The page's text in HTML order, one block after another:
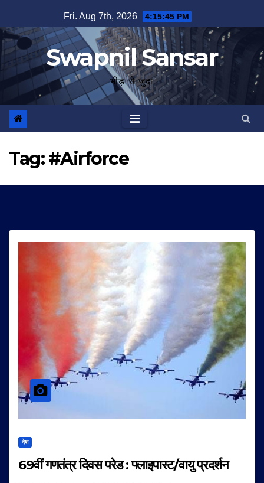
to
content
Fri. Aug 7th, 2026 4:15:45 PM
Swapnil Sansar
भीड़ से जुदा
Tag:#Airforce
देश
69वीं गणतंत्र दिवस परेड : फ्लाइपास्ट/वायु प्रदर्शन